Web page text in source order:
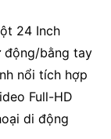
24 Inch
động/bằng tay
nổi tích hợp
Full-HD
di động